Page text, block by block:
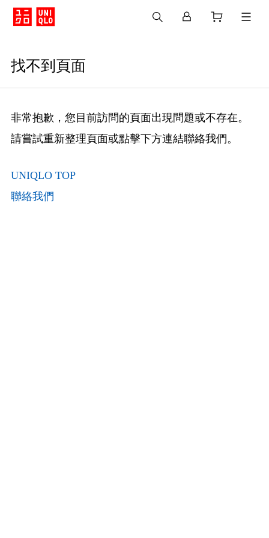
找不到頁面
非常抱歉，您目前訪問的頁面出現問題或不存在。
請嘗試重新整理頁面或點擊下方連結聯絡我們。
UNIQLO TOP
聯絡我們